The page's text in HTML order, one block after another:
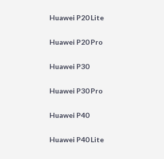
Huawei P20 Lite
Huawei P20 Pro
Huawei P30
Huawei P30 Pro
Huawei P40
Huawei P40 Lite